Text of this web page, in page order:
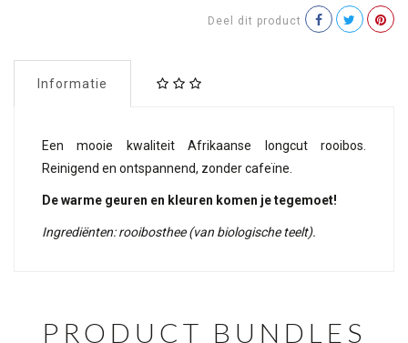
Deel dit product
Informatie
Een mooie kwaliteit Afrikaanse longcut rooibos.
Reinigend en ontspannend, zonder cafeïne.
De warme geuren en kleuren komen je tegemoet!
Ingrediënten: rooibosthee (van biologische teelt).
PRODUCT BUNDLES